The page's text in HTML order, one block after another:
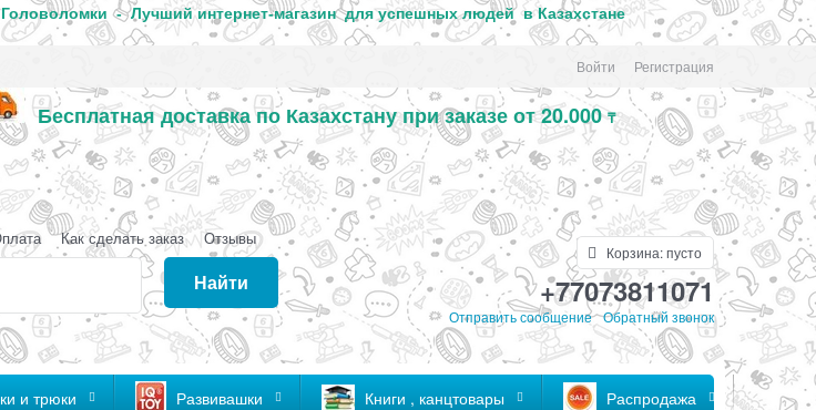
- Лучший интернет-магазин для успешных людей в Казахстане
Войти Регистрация
Бесплатная доставка по Казахстану при заказе от 20.000₸
Как сделать заказ Отзывы
Найти
Корзина:пусто
+77073811071
Отправить сообщение Обратный звонок
и трюки Развивашки Книги , канцтовары Распродажа